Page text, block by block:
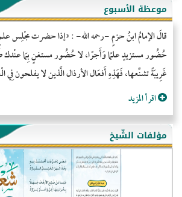
موعظة الأسبوع
قالَ الإمامُ ابنُ حزمٍ -رحمه الله- : «إذا حضرت مجْلِس
حُضُور مستزيدٍ علمًا وَأَجرًا، لا حُضُور مستغنٍ بِمَا عنْدك
غَرِيبَةً تشنِّعها، فَهَذِهِ أَفعَال الأرذال الَّذين لا يفلحون فِي
اقرأ المزيد
مؤلفات الشّيخ